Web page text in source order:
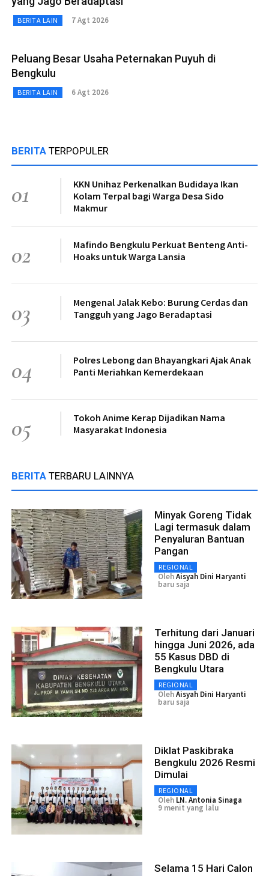
BERITA LAIN 7 Agt 2026
Peluang Besar Usaha Peternakan Puyuh di
Bengkulu
BERITA LAIN 6 Agt 2026
BERITA TERPOPULER
01
KKN Unihaz Perkenalkan Budidaya Ikan
Kolam Terpal bagi Warga Desa Sido
Makmur
02
Mafindo Bengkulu Perkuat Benteng Anti-
Hoaks untuk Warga Lansia
03
Mengenal Jalak Kebo: Burung Cerdas dan
Tangguh yang Jago Beradaptasi
04
Polres Lebong dan Bhayangkari Ajak Anak
Panti Meriahkan Kemerdekaan
05
Tokoh Anime Kerap Dijadikan Nama
Masyarakat Indonesia
BERITA TERBARU LAINNYA
Minyak Goreng Tidak
Lagi termasuk dalam
Penyaluran Bantuan
Pangan
REGIONAL
OlehAisyah Dini Haryanti
baru saja
Terhitung dari Januari
hingga Juni 2026, ada
55 Kasus DBD di
Bengkulu Utara
REGIONAL
OlehAisyah Dini Haryanti
baru saja
Diklat Paskibraka
Bengkulu 2026 Resmi
Dimulai
REGIONAL
Oleh LN. Antonia Sinaga
9 menit yang lalu
Selama 15 Hari Calon